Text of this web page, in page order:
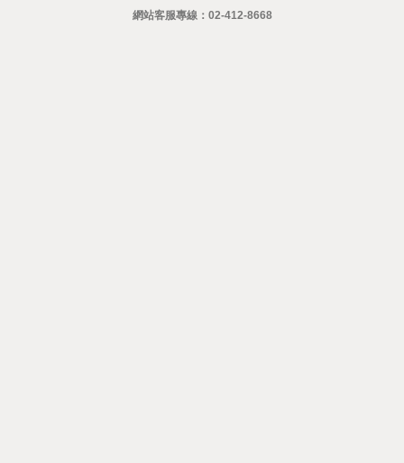
網站客服專線： 02-412-8668